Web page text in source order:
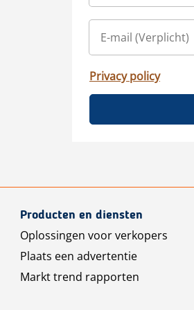
Privacy policy
Producten en diensten
Oplossingen voor verkopers
Plaats een advertentie
Markt trend rapporten